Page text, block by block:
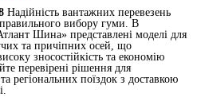
Надійність вантажних перевезень
вибору гуми. В
Шина» представлені моделі для
та причіпних осей, що
зносостійкість та економію
перевірені рішення для
регіональних поїздок з доставкою